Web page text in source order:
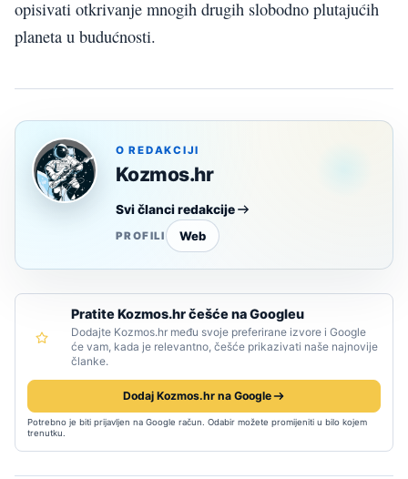
opisivati otkrivanje mnogih drugih slobodno plutajućih
planeta u budućnosti.
O REDAKCIJI
Kozmos.hr
Svi članci redakcije
PROFILI Web
Pratite Kozmos.hr češće na Googleu
Dodajte Kozmos.hr među svoje preferirane izvore i Google
će vam, kada je relevantno, češće prikazivati naše najnovije
članke.
Dodaj Kozmos.hr na Google
Potrebno je biti prijavljen na Google račun. Odabir možete promijeniti u bilo kojem
trenutku.